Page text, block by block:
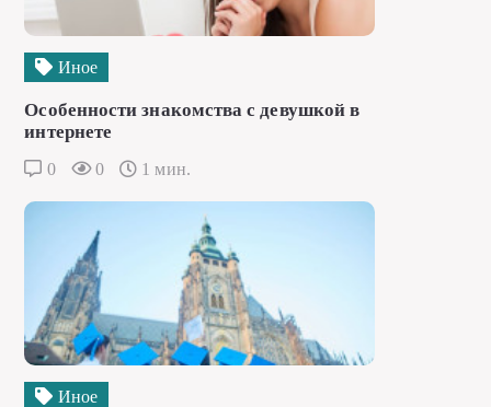
Иное
Особенности знакомства с девушкой в
интернете
0 0 1 мин.
Иное